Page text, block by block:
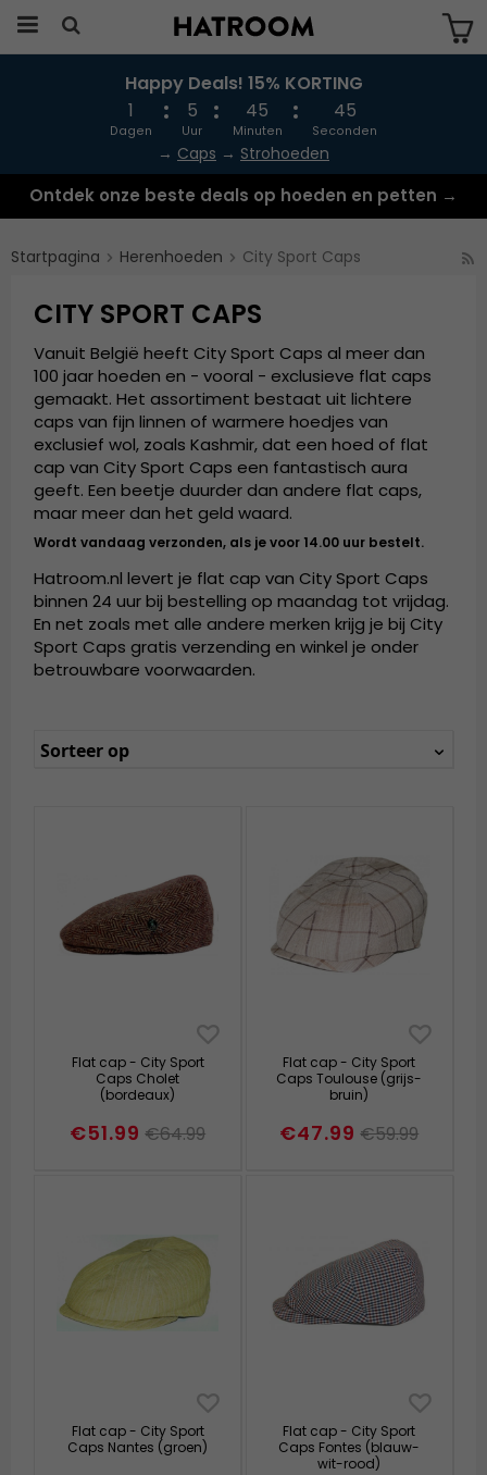
Produkten har blivit tillagd i varukorgen
Happy Deals! 15% KORTING
1
Dagen
5
Uur
45
Minuten
44
Seconden
→ Caps → Strohoeden
Ontdek onze beste deals op hoeden en petten →
Startpagina Herenhoeden City Sport Caps
CITY SPORT CAPS
Vanuit België heeft City Sport Caps al meer dan
100 jaar hoeden en - vooral - exclusieve flat caps
gemaakt. Het assortiment bestaat uit lichtere
caps van fijn linnen of warmere hoedjes van
exclusief wol, zoals Kashmir, dat een hoed of flat
cap van City Sport Caps een fantastisch aura
geeft. Een beetje duurder dan andere flat caps,
maar meer dan het geld waard.
Wordt vandaag verzonden, als je voor 14.00 uur bestelt.
Hatroom.nl levert je flat cap van City Sport Caps
binnen 24 uur bij bestelling op maandag tot vrijdag.
En net zoals met alle andere merken krijg je bij City
Sport Caps gratis verzending en winkel je onder
betrouwbare voorwaarden.
Sorteer op
Flat cap - City Sport
Caps Cholet
(bordeaux)
€51.99 €64.99
Flat cap - City Sport
Caps Toulouse (grijs-
bruin)
€47.99 €59.99
Flat cap - City Sport
Caps Nantes (groen)
Flat cap - City Sport
Caps Fontes (blauw-
wit-rood)